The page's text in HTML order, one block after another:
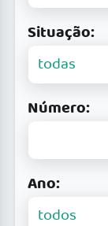
Situação:
Número:
Ano: